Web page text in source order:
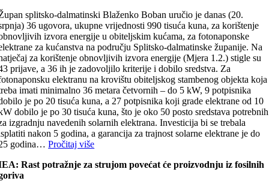
splitsko-dalmatinski Blaženko Boban uručio je danas (20.
36 ugovora, ukupne vrijednosti 990 tisuća kuna, za korištenje
izvora energije u obiteljskim kućama, za fotonaponske
za kućanstva na području Splitsko-dalmatinske županije. Na
za korištenje obnovljivih izvora energije (Mjera 1.2.) stigle su
prijave, a 36 ih je zadovoljilo kriterije i dobilo sredstva. Za
elektranu na krovištu obiteljskog stambenog objekta koja
imati minimalno 36 metara četvornih – do 5 kW, 9 potpisnika
je po 20 tisuća kuna, a 27 potpisnika koji grade elektrane od 10
dobilo je po 30 tisuća kuna, što je oko 50 posto sredstava potrebnih
izgradnju navedenih solarnih elektrana. Investicija bi se trebala
nakon 5 godina, a garancija za trajnost solarne elektrane je do
godina…Pročitaj više
Rast potražnje za strujom povećat će proizvodnju iz fosilnih